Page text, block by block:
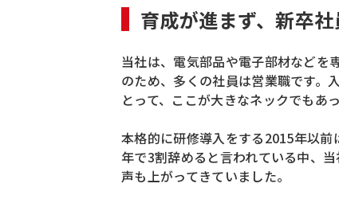
育成が進まず、新卒
当社は、電気部品や電子部材などを
のため、多くの社員は営業職です。
とって、ここが大きなネックでもあ
本格的に研修導入をする2015年以前
年で3割辞めると言われている中、
声も上がってきていました。